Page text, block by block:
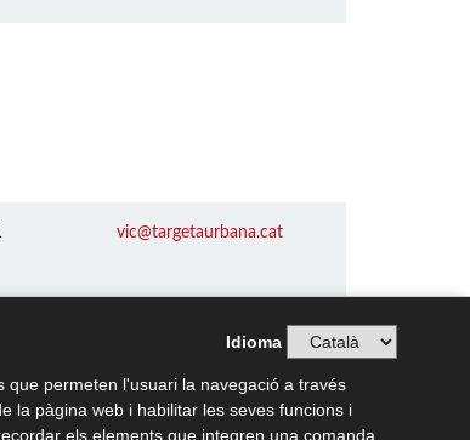
vic@targetaurbana.cat
Idioma
permeten l'usuari la navegació a través
la pàgina web i habilitar les seves funcions i
els elements que integren una comanda,